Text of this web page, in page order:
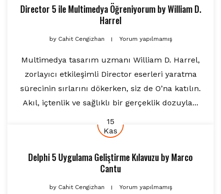
Director 5 ile Multimedya ÖğreniyorumbyWilliam D.
Harrel
byCahit Cengizhan Yorum yapılmamış
Multimedya tasarım uzmanı William D. Harrel,
zorlayıcı etkileşimli Director eserleri yaratma
sürecinin sırlarını dökerken, siz de O’na katılın.
Akıl, içtenlik ve sağlıklı bir gerçeklik dozuyla...
15
Kas
Delphi 5 Uygulama Geliştirme KılavuzubyMarco
Cantu
byCahit Cengizhan Yorum yapılmamış